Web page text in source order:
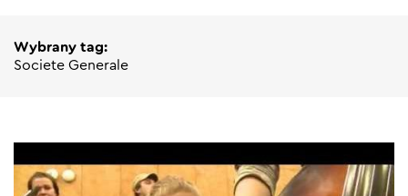
Wybrany tag:
Societe Generale